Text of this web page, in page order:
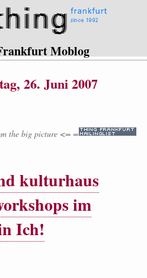
Moblog
26. Juni 2007
the big picture <= =
kulturhaus
im
Ich!